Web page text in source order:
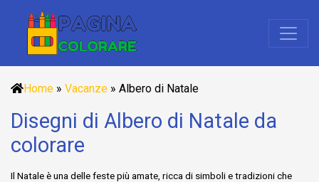
Home » Vacanze » Albero di Natale
Disegni di Albero di Natale da
colorare
Il Natale è una delle feste più amate, ricca di simboli e tradizioni che